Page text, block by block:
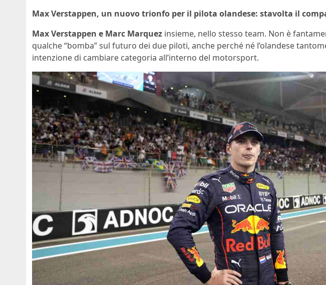
Max Verstappen, un nuovo trionfo per il pilota olandese: stavolta il
Max Verstappen e Marc Marquez insieme, nello stesso team. Non è
qualche “bomba” sul futuro dei due piloti, anche perché né l’olandese
intenzione di cambiare categoria all’interno del motorsport.